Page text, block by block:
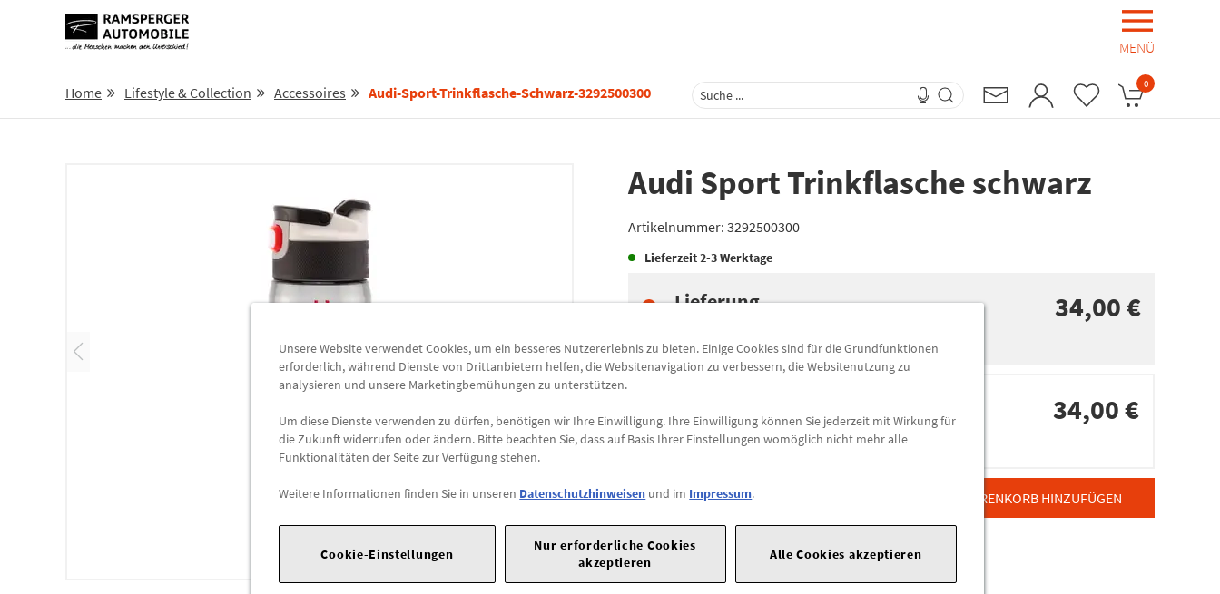
MENÜ
Home Lifestyle & Collection Accessoires Audi-Sport-Trinkflasche-Schwarz-3292500300 0
Audi Sport Trinkflasche schwarz
Artikelnummer: 3292500300
Lieferzeit2-3 Werktage
Lieferung
zzgl. 5,49 € Versandkosten
34,00 €
Preis inkl.19%MwSt.
Abholbar andiesen Standorten
34,00 €
- +
Max. Bestellmenge: 1
ZUM WARENKORB HINZUFÜGEN
Unsere Website verwendet Cookies, um ein besseres Nutzererlebnis zu bieten. Einige Cookies sind für die Grundfunktionen
erforderlich, während Dienste von Drittanbietern helfen, die Websitenavigation zu verbessern, die Websitenutzung zu
analysieren und unsere Marketingbemühungen zu unterstützen.
Um diese Dienste verwenden zu dürfen, benötigen wir Ihre Einwilligung. Ihre Einwilligung können Sie jederzeit mit Wirkung für
die Zukunft widerrufen oder ändern. Bitte beachten Sie, dass auf Basis Ihrer Einstellungen womöglich nicht mehr alle
Funktionalitäten der Seite zur Verfügung stehen.
Weitere Informationen finden Sie in unseren Datenschutzhinweisen und im Impressum.
Cookie-Einstellungen
Nur erforderliche Cookies
akzeptieren
Alle Cookies akzeptieren